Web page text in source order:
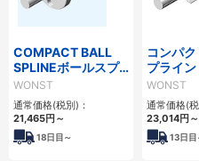
COMPACT BALL
SPLINEボールスプ
ライン(WSPTFシリ
ーズ)
WONST
通常価格(税別)：
21,465円～
18日目～
コンパ
プライ
リーズ）
WONST
通常価格(税
23,014円～
13日目